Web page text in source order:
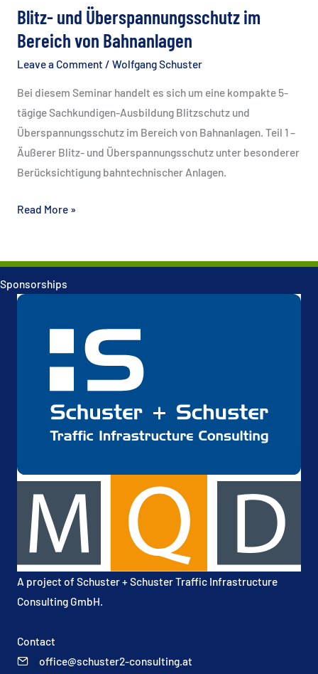
planen
und
durchführen
Blitz- und Überspannungsschutz im
Bereich von Bahnanlagen
Leave a Comment / Wolfgang Schuster
Bei diesem Seminar handelt es sich um eine kompakte 5-
tägige Sachkundigen-Ausbildung Blitzschutz und
Überspannungsschutz im Bereich von Bahnanlagen. Teil 1 –
Äußerer Blitz- und Überspannungsschutz unter besonderer
Berücksichtigung bahntechnischer Anlagen.
Blitz-
im
Bereich
Bahnanlagen
Read More »
Sponsorships
A project of Schuster + Schuster Traffic Infrastructure
Consulting GmbH.
Contact
office@schuster2-consulting.at